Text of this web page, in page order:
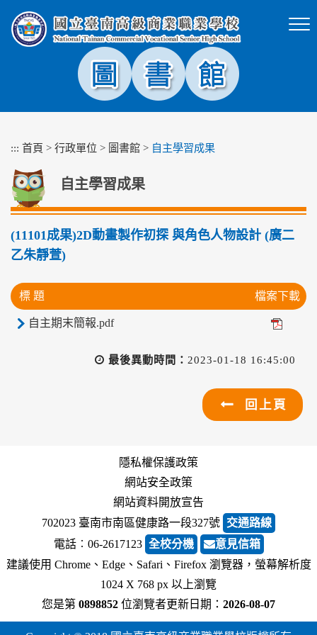
塊
::: 首頁 > 行政單位 > 圖書館 > 自主學習成果
自主學習成果
(11101成果)2D動畫製作初探 與角色人物設計 (廣二
乙朱靜萱)
標 題 檔案下載
自主期末簡報.pdf
最後異動時間： 2023-01-18 16:45:00
回上頁
隱私權保護政策
網站安全政策
網站資料開放宣告
702023 臺南市南區健康路一段327號 交通路線
電話︰06-2617123 全校分機
意見信箱
建議使用 Chrome、Edge、Safari、Firefox 瀏覽器，螢幕解析度
1024 X 768 px 以上瀏覽
您是第 0898852 位瀏覽者更新日期： 2026-08-07